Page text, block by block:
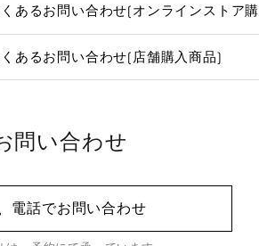
あるお問い合わせ(オンラインストア
あるお問い合わせ(店舗購入商品)
問い合わせ
電話でお問い合わせ